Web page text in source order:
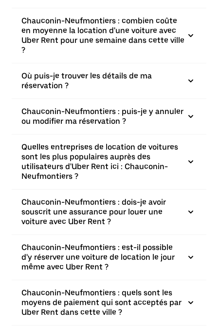
Chauconin-Neufmontiers : combien coûte
en moyenne la location d'une voiture avec
Uber Rent pour une semaine dans cette ville
?
Où puis-je trouver les détails de ma
réservation ?
Chauconin-Neufmontiers : puis-je y annuler
ou modifier ma réservation ?
Quelles entreprises de location de voitures
sont les plus populaires auprès des
utilisateurs d'Uber Rent ici : Chauconin-
Neufmontiers ?
Chauconin-Neufmontiers : dois-je avoir
souscrit une assurance pour louer une
voiture avec Uber Rent ?
Chauconin-Neufmontiers : est-il possible
d'y réserver une voiture de location le jour
même avec Uber Rent ?
Chauconin-Neufmontiers : quels sont les
moyens de paiement qui sont acceptés par
Uber Rent dans cette ville ?